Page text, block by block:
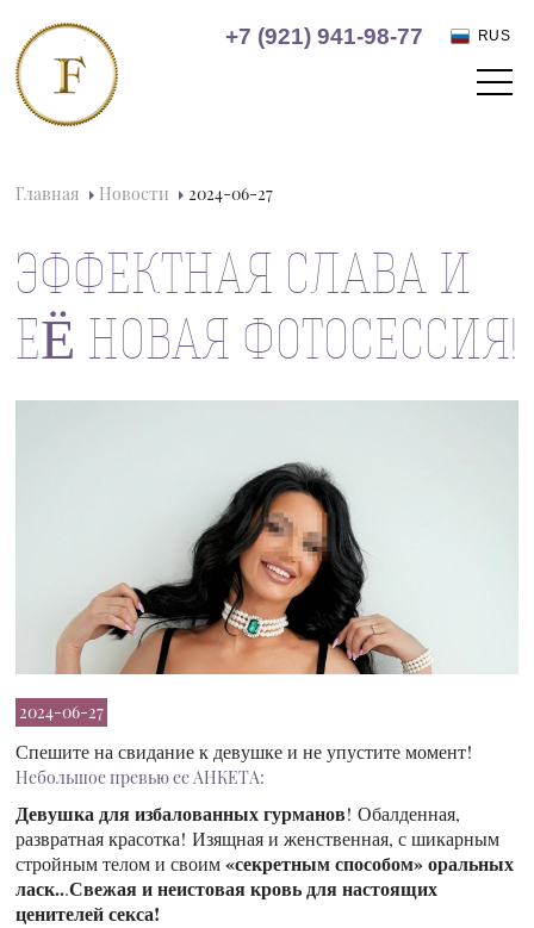
+7 (921) 941-98-77 RUS
Главная Новости 2024-06-27
ЭФФЕКТНАЯ СЛАВА И
ЕЁ НОВАЯ ФОТОСЕССИЯ!
2024-06-27
Спешите на свидание к девушке и не упустите момент!
Небольшое превью ее АНКЕТА:
Девушка для избалованных гурманов! Обалденная,
развратная красотка! Изящная и женственная, с шикарным
стройным телом и своим«секретным способом» оральных
ласк...Свежая и неистовая кровь для настоящих
ценителей секса!